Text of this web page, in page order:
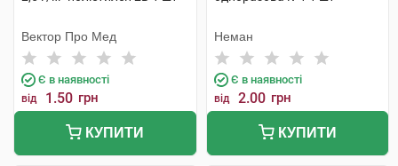
Вектор Про Мед
Є в наявності
від 1.50 грн
КУПИТИ
Неман
Є в наявності
від 2.00 грн
КУПИТИ